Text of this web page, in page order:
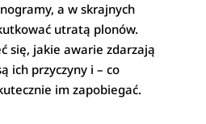
a w skrajnych
utratą plonów.
się, jakie awarie zdarzają
ich przyczyny i – co
im zapobiegać.